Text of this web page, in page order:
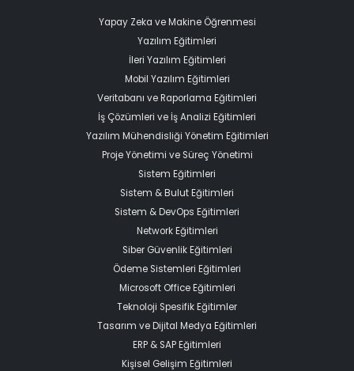
Yapay Zeka ve Makine Öğrenmesi
Yazılım Eğitimleri
İleri Yazılım Eğitimleri
Mobil Yazılım Eğitimleri
Veritabanı ve Raporlama Eğitimleri
İş Çözümleri ve İş Analizi Eğitimleri
Yazılım Mühendisliği Yönetim Eğitimleri
Proje Yönetimi ve Süreç Yönetimi
Sistem Eğitimleri
Sistem & Bulut Eğitimleri
Sistem & DevOps Eğitimleri
Network Eğitimleri
Siber Güvenlik Eğitimleri
Ödeme Sistemleri Eğitimleri
Microsoft Office Eğitimleri
Teknoloji Spesifik Eğitimler
Tasarım ve Dijital Medya Eğitimleri
ERP & SAP Eğitimleri
Kişisel Gelişim Eğitimleri